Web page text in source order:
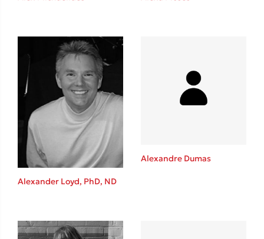
Φυστίκι ΠουΚυλάει
Παύλος Καστανάς
El Sombrero
Στέφανος Ξενάκης
Sebastian Fitzek
Freida McFadden
Κατρίνα Τσάνταλη
Lucinda Riley
Benzamin Bécue
Teo Benedetti
Alexander Loyd, PhD, ND
Alexandre Dumas